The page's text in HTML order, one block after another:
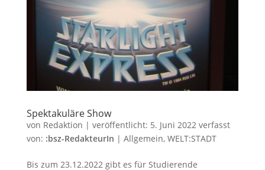
Spektakuläre Show
von Redaktion | veröffentlicht: 5. Juni 2022verfasst
von: :bsz-RedakteurIn | Allgemein, WELT:STADT
Bis zum 23.12.2022 gibt es für Studierende